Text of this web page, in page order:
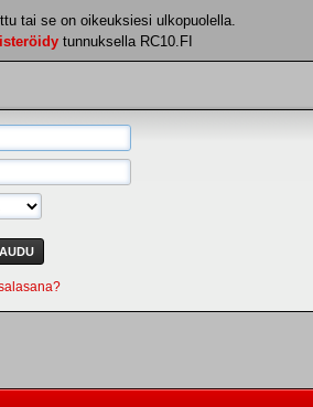
tai se on oikeuksiesi ulkopuolella.
tunnuksella RC10.FI